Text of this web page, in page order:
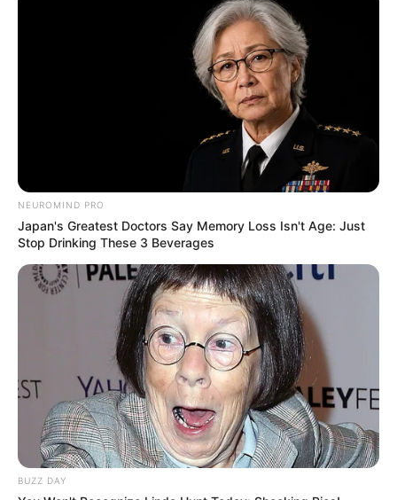
Why this ordinary drink is the secret to feeling your
NEUROMIND PRO
Japan's Greatest Doctors Say Memory Loss Isn't Age: Just
Stop Drinking These 3 Beverages
BUZZ DAY